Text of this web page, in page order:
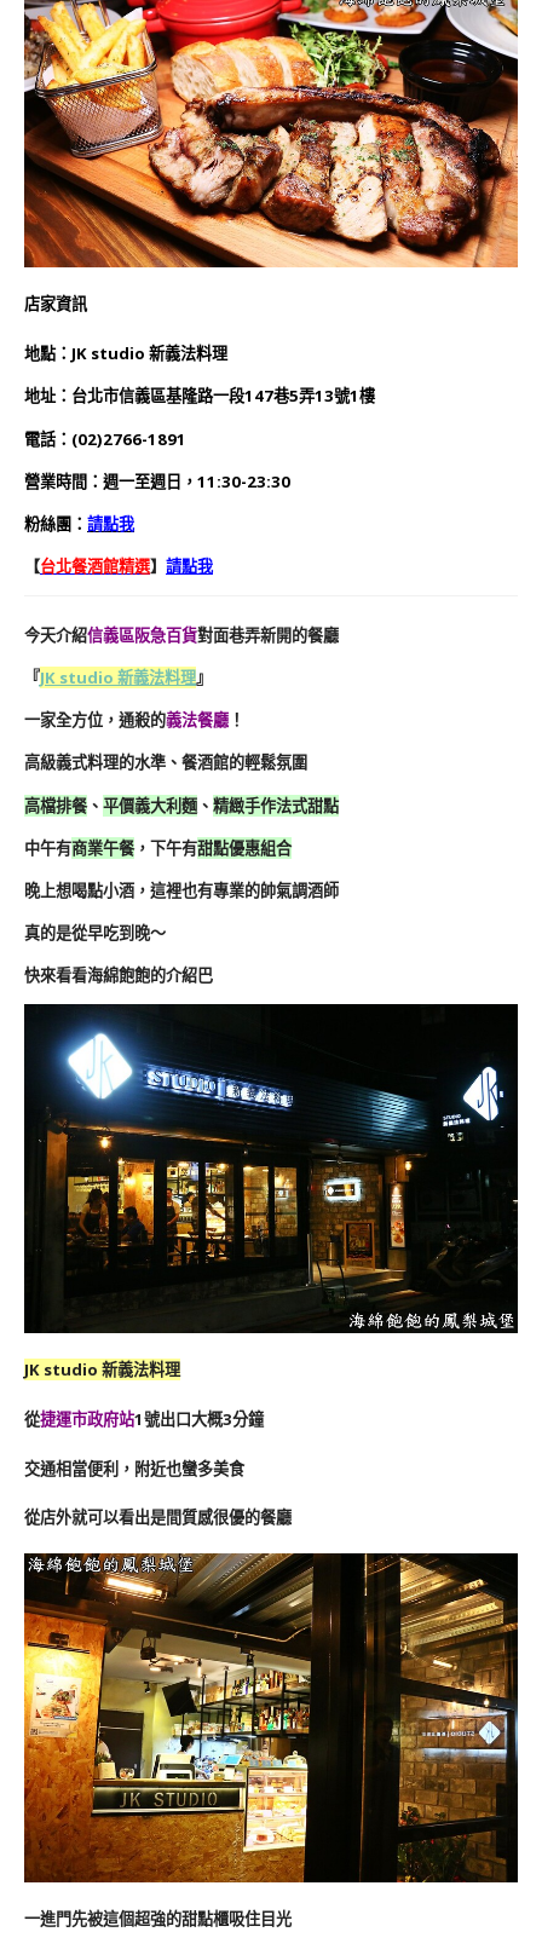
店家資訊
地點： JK studio 新義法料理
地址： 台北市信義區基隆路一段147巷5弄13號1樓
電話： (02)2766-1891
營業時間： 週一至週日，11:30-23:30
粉絲團： 請點我
【台北餐酒館精選】 請點我
今天介紹信義區阪急百貨對面巷弄新開的餐廳
『JK studio 新義法料理』
一家全方位，通殺的義法餐廳 ！
高級義式料理的水準、餐酒館的輕鬆氛圍
高檔排餐、 平價義大利麵 、 精緻手作法式甜點
中午有商業午餐，下午有甜點優惠組合
晚上想喝點小酒，這裡也有專業的帥氣調酒師
真的是從早吃到晚～
快來看看海綿飽飽的介紹巴
JK studio 新義法料理
從捷運市政府站1號出口大概3分鐘
交通相當便利，附近也蠻多美食
從店外就可以看出是間質感很優的餐廳
一進門先被這個超強的甜點櫃吸住目光